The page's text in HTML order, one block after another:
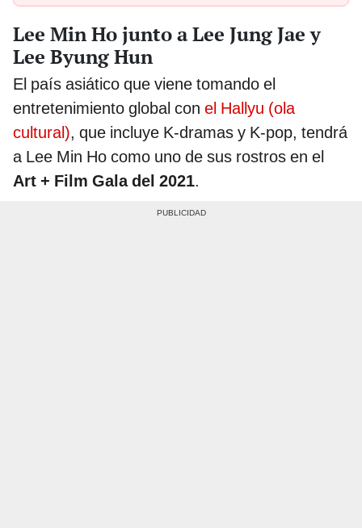
Lee Min Ho junto a Lee Jung Jae y
Lee Byung Hun
El país asiático que viene tomando el
entretenimiento global con el Hallyu (ola
cultural), que incluye K-dramas y K-pop, tendrá
a Lee Min Ho como uno de sus rostros en el
Art + Film Gala del 2021.